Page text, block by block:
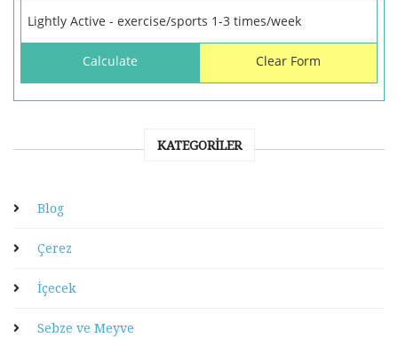
KATEGORILER
Blog
Çerez
İçecek
Sebze ve Meyve